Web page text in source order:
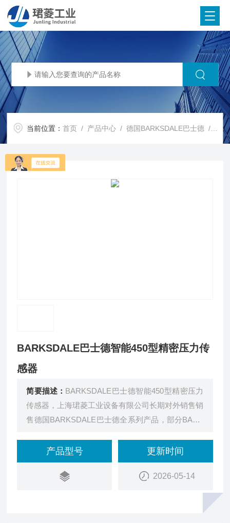
当前位置：首页 / 产品中心 /德国BARKSDALE巴士德 /
BARKSDALE巴士德智能450型精密压力传
感器
简要描述： BARKSDALE巴士德智能450型精密压力
传感器，上海珺菱工业设备有限公司长期对外销售销
售德国BARKSDALE巴士德全系列产品，部分BARK
产品型号 更新时间
2026-05-14